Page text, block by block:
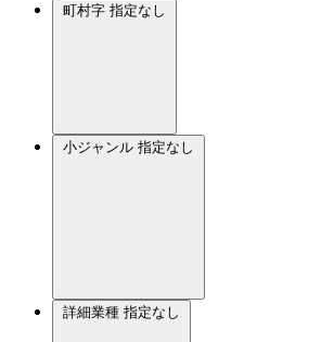
町村字 指定なし
小ジャンル 指定なし
詳細業種 指定なし